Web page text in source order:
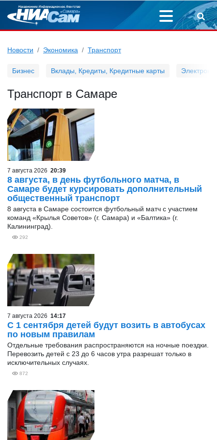
Новости Экономика Транспорт
Бизнес Вклады, Кредиты, Кредитные карты
Транспорт в Самаре
7 августа 2026 20:39
8 августа, в день футбольного матча, в
Самаре будет курсировать дополнительный
общественный транспорт
8 августа в Самаре состоится футбольный матч с участием
команд «Крылья Советов» (г. Самара) и «Балтика» (г.
Калининград).
292
7 августа 2026 14:17
С 1 сентября детей будут возить в автобусах
по новым правилам
Отдельные требования распространяются на ночные поездки.
Перевозить детей с 23 до 6 часов утра разрешат только в
исключительных случаях.
872